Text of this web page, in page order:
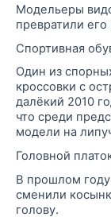
Модельеры
превратили
Спортивная
Один из
кроссовки с
далёкий 2010
что среди
модели на
Головной
В прошлом
сменили
голову.